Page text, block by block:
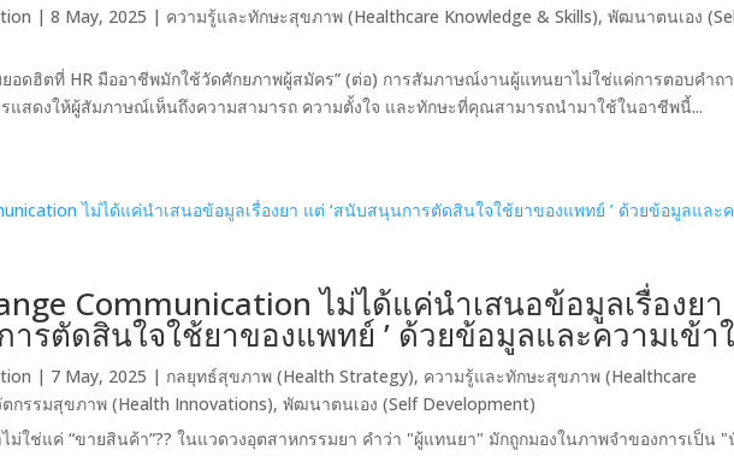
|8 May, 2025 | ความรู้และทักษะสุขภาพ (Healthcare Knowledge & Skills),พัฒนาตนเอง
ยอดฮิตที่ HR มืออาชีพมักใช้วัดศักยภาพผู้สมัคร” (ต่อ) การสัมภาษณ์งานผู้แทนยาไม่ใช่แค่การตอบคำถ
แสดงให้ผู้สัมภาษณ์เห็นถึงความสามารถ ความตั้งใจ และทักษะที่คุณสามารถนำมาใช้ในอาชีพนี้...
Communication ไม่ได้แค่นำเสนอข้อมูลเรื่องยา
ารตัดสินใจใช้ยาของแพทย์ ’ ด้วยข้อมูลและความเข้า
| 7 May, 2025 | กลยุทธ์สุขภาพ (Health Strategy), ความรู้และทักษะสุขภาพ (Healthcare
กรรมสุขภาพ (Health Innovations),พัฒนาตนเอง (Self Development)
ม่ใช่แค่ “ขายสินค้า”?? ในแวดวงอุตสาหกรรมยา คำว่า "ผู้แทนยา" มักถูกมองในภาพจำของการเป็น "